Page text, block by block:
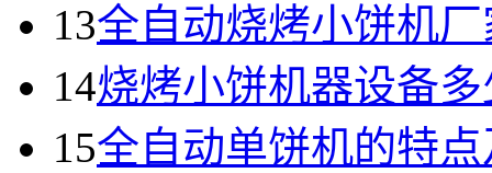
13全自动烧烤小饼机
14烧烤小饼机器设备
15全自动单饼机的特